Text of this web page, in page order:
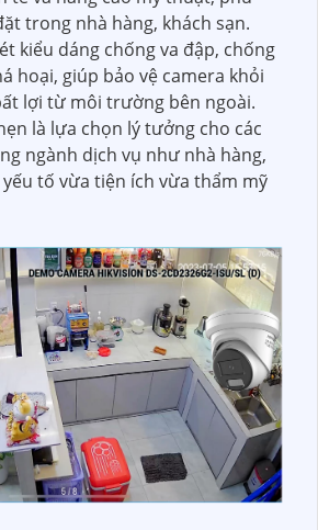
trong nhà hàng, khách sạn.
kiểu dáng chống va đập, chống
hoại, giúp bảo vệ camera khỏi
lợi từ môi trường bên ngoài.
là lựa chọn lý tưởng cho các
ngành dịch vụ như nhà hàng,
yếu tố vừa tiện ích vừa thẩm mỹ